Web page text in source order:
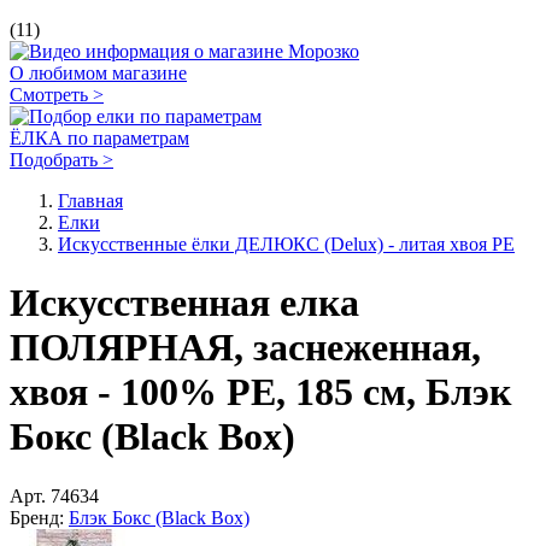
(11)
О любимом магазине
Смотреть >
ЁЛКА по параметрам
Подобрать >
Главная
Елки
Искусственные ёлки ДЕЛЮКС (Delux) - литая хвоя РЕ
Искусственная елка
ПОЛЯРНАЯ, заснеженная,
хвоя - 100% РE, 185 см, Блэк
Бокс (Black Box)
Арт. 74634
Бренд: Блэк Бокс (Black Box)